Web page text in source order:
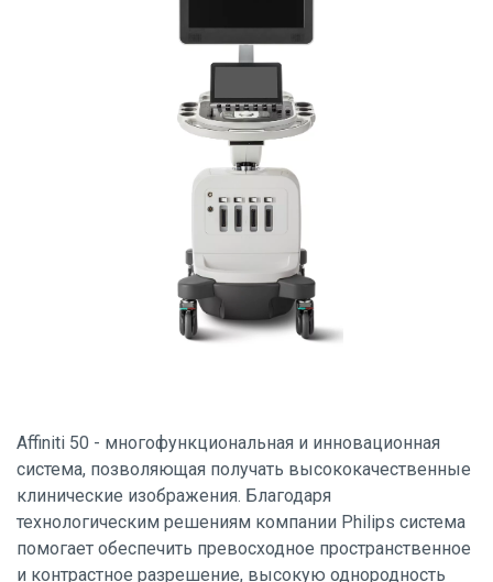
Affiniti 50 - многофункциональная и инновационная
система, позволяющая получать высококачественные
клинические изображения. Благодаря
технологическим решениям компании Philips система
помогает обеспечить превосходное пространственное
и контрастное разрешение, высокую однородность